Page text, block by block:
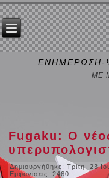
ΕΝΗΜΕΡΩΣΗ-
ΜΕ
Fugaku: Ο
Δημιουργήθηκε: Τρίτη, 23
Εμφανίσεις: 2460